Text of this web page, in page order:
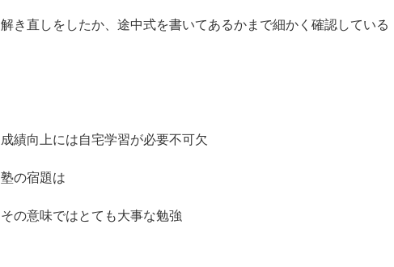
解き直しをしたか、途中式を書いてあるかまで細かく確認している
成績向上には自宅学習が必要不可欠
塾の宿題は
その意味ではとても大事な勉強